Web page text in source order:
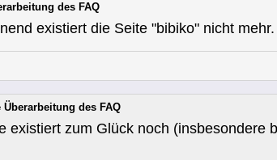
des FAQ
existiert die Seite "bibiko" nicht
Überarbeitung des FAQ
existiert zum Glück noch (insbesondere